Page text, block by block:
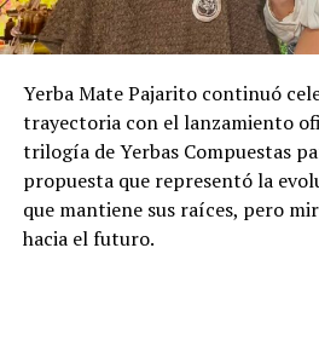
Yerba Mate Pajarito continuó
trayectoria con el lanzamiento
trilogía de Yerbas Compuestas
propuesta que representó la
que mantiene sus raíces, pero
hacia el futuro.